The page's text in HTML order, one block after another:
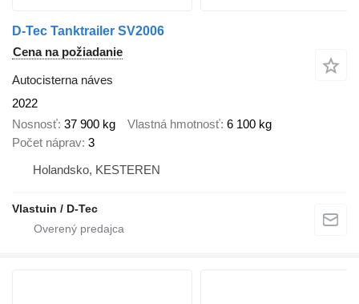
D-Tec Tanktrailer SV2006
Cena na požiadanie
Autocisterna náves
2022
Nosnosť 37 900 kg Vlastná hmotnosť 6 100 kg
Počet náprav 3
Holandsko, KESTEREN
Vlastuin / D-Tec